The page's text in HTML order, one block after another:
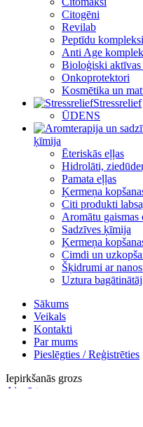
Citogēni
Revilab
Peptīdu
Anti Age
Bioloģiski aktīvas
Onkoprotektori
Kosmētika un
Stressrelief
ŪDENS
ķīmija
Ēteriskās eļļas
Hidrolāti,
Pamata eļļas
Ķermeņa
Citi produkti
Aromātu gaismas
Sadzīves ķīmija
Ķermeņa
Cimdi un
Šķidrumi ar
Uztura
Sākums
Veikals
Kontakti
Par mums
Pieslēgties / Reģistrēties
Iepirkšanās grozs
Aizvērt